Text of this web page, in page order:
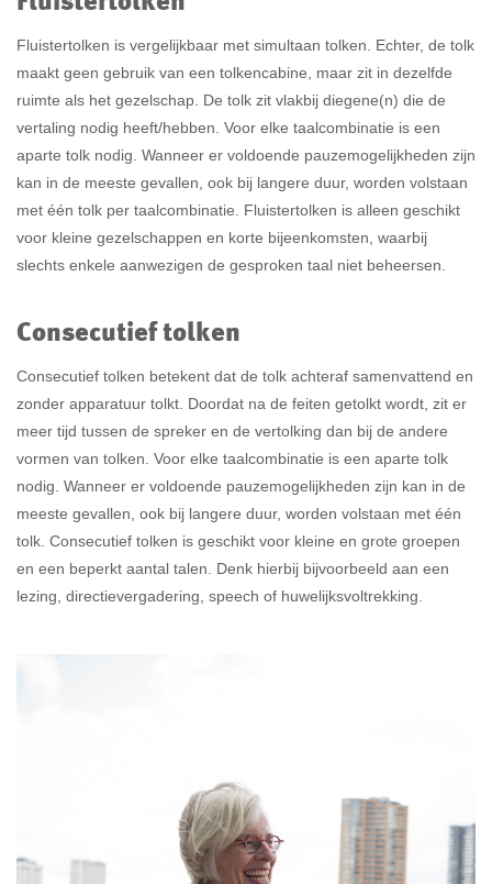
Fluistertolken is vergelijkbaar met simultaan tolken. Echter, de tolk
maakt geen gebruik van een tolkencabine, maar zit in dezelfde
ruimte als het gezelschap. De tolk zit vlakbij diegene(n) die de
vertaling nodig heeft/hebben. Voor elke taalcombinatie is een
aparte tolk nodig. Wanneer er voldoende pauzemogelijkheden zijn
kan in de meeste gevallen, ook bij langere duur, worden volstaan
met één tolk per taalcombinatie. Fluistertolken is alleen geschikt
voor kleine gezelschappen en korte bijeenkomsten, waarbij
slechts enkele aanwezigen de gesproken taal niet beheersen.
Consecutief tolken
Consecutief tolken betekent dat de tolk achteraf samenvattend en
zonder apparatuur tolkt. Doordat na de feiten getolkt wordt, zit er
meer tijd tussen de spreker en de vertolking dan bij de andere
vormen van tolken. Voor elke taalcombinatie is een aparte tolk
nodig. Wanneer er voldoende pauzemogelijkheden zijn kan in de
meeste gevallen, ook bij langere duur, worden volstaan met één
tolk. Consecutief tolken is geschikt voor kleine en grote groepen
en een beperkt aantal talen. Denk hierbij bijvoorbeeld aan een
lezing, directievergadering, speech of huwelijksvoltrekking.